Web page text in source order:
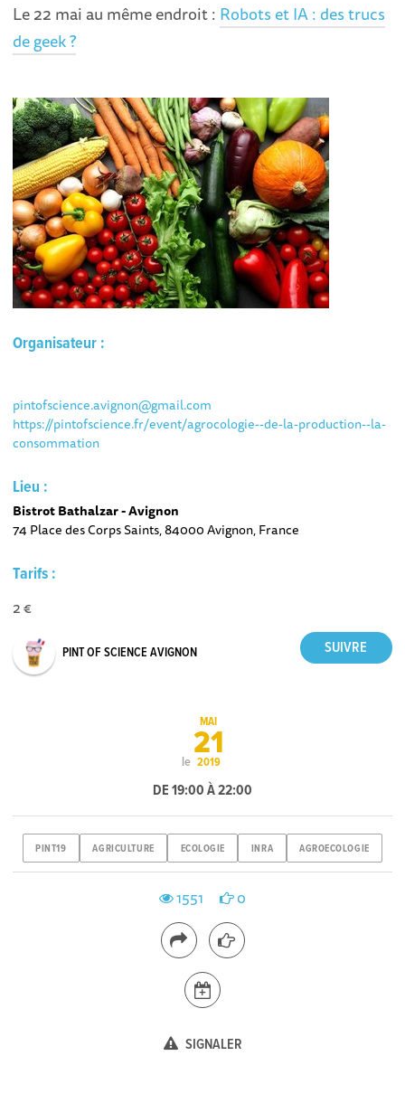
Le 22 mai au même endroit : Robots et IA : des trucs
de geek ?
Organisateur :
pintofscience.avignon@gmail.com
https://pintofscience.fr/event/agrocologie--de-la-production--la-
consommation
Lieu :
Bistrot Bathalzar - Avignon
74 Place des Corps Saints, 84000 Avignon, France
Tarifs :
2 €
PINT OF SCIENCE AVIGNON
le
MAI
21
2019
DE 19:00 À 22:00
PINT19 AGRICULTURE ECOLOGIE INRA AGROECOLOGIE
1551 0
SIGNALER